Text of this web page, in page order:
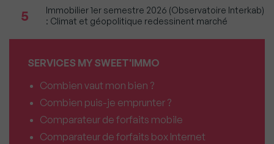
5
Immobilier 1er semestre 2026 (Observatoire Interkab)
: Climat et géopolitique redessinent marché
SERVICES MY SWEET'IMMO
Combien vaut mon bien ?
Combien puis-je emprunter ?
Comparateur de forfaits mobile
Comparateur de forfaits box Internet